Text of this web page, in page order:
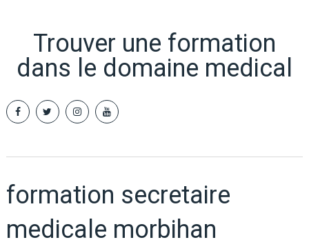
Trouver une formation
dans le domaine medical
formation secretaire
medicale morbihan